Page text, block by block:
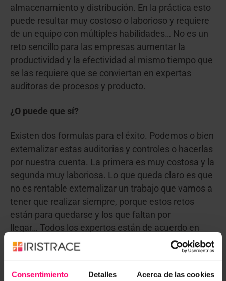
Consentimiento Detalles Acerca de las cookies
almacenamiento y distribución. En la práctica esto
puede resultar muy costoso o laborioso y requiere
de un equipo con múltiples habilidades… No es un
reto sencillo para las empresas aumentar la
productividad y la efectividad al mismo tiempo que
se las requiere que se conviertan en expertas
auditoras de procesos y producto.
¿O puede que sí?
Existen dos formulas para el éxito. Podemos o bien
externalizar estas auditorias y controles o hacerlas
por nuestra cuenta. La primera es muy costosa y la
segunda muy laboriosa. Lo que queda claro es que
no es rentable externalizar un trabajo que vamos a
tener que realizar siempre, porque estos retos
están para quedarse y los que faltan por
llegar… Todos los expertos están de acuerdo en
que la única manera de lograr estos retos es
mejorando los recursos tecnológicos que ponemos